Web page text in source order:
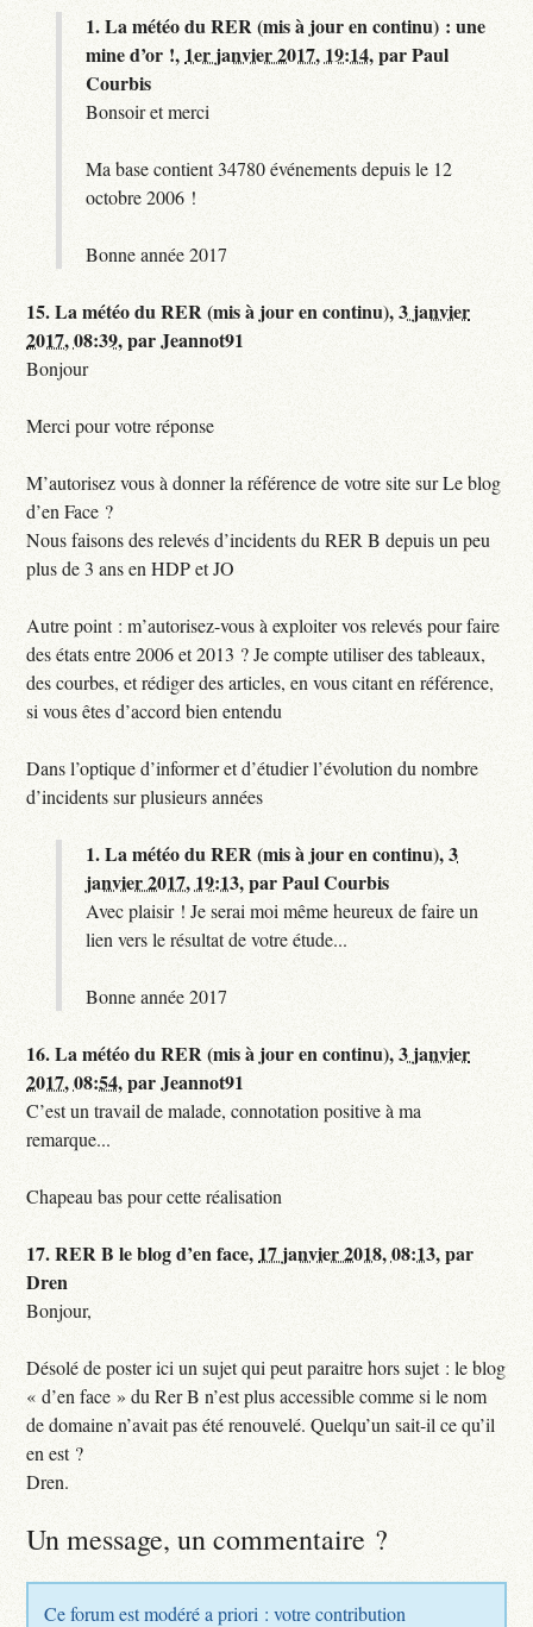
1.La météo du RER (mis à jour en continu) : une
mine d’or !, 1er janvier 2017, 19:14,parPaul
Courbis
Bonsoir et merci
Ma base contient 34780 événements depuis le 12
octobre 2006 !
Bonne année 2017
15.La météo du RER (mis à jour en continu),3 janvier
2017, 08:39,parJeannot91
Bonjour
Merci pour votre réponse
M’autorisez vous à donner la référence de votre site sur Le blog
d’en Face ?
Nous faisons des relevés d’incidents du RER B depuis un peu
plus de 3 ans en HDP et JO
Autre point : m’autorisez-vous à exploiter vos relevés pour faire
des états entre 2006 et 2013 ? Je compte utiliser des tableaux,
des courbes, et rédiger des articles, en vous citant en référence,
si vous êtes d’accord bien entendu
Dans l’optique d’informer et d’étudier l’évolution du nombre
d’incidents sur plusieurs années
1.La météo du RER (mis à jour en continu),3
janvier 2017, 19:13,parPaul Courbis
Avec plaisir ! Je serai moi même heureux de faire un
lien vers le résultat de votre étude...
Bonne année 2017
16.La météo du RER (mis à jour en continu),3 janvier
2017, 08:54,parJeannot91
C’est un travail de malade, connotation positive à ma
remarque...
Chapeau bas pour cette réalisation
17.RER B le blog d’en face, 17 janvier 2018, 08:13,par
Dren
Bonjour,
Désolé de poster ici un sujet qui peut paraitre hors sujet : le blog
« d’en face » du Rer B n’est plus accessible comme si le nom
de domaine n’avait pas été renouvelé. Quelqu’un sait-il ce qu’il
en est ?
Dren.
Un message, un commentaire ?
Ce forum est modéré a priori : votre contribution